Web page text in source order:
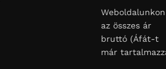
Weboldalunkon
az összes ár
bruttó (Áfát-t
már